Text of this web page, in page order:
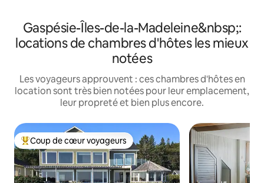
Gaspésie-Îles-de-la-Madeleine&nbsp;:
locations de chambres d'hôtes les mieux
notées
Les voyageurs approuvent : ces chambres d'hôtes en
location sont très bien notées pour leur emplacement,
leur propreté et bien plus encore.
Coups de cœur voyageurs les plus appréciés
Coup de cœur voyageurs